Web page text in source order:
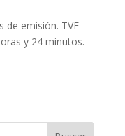
de emisión. TVE
y 24 minutos.